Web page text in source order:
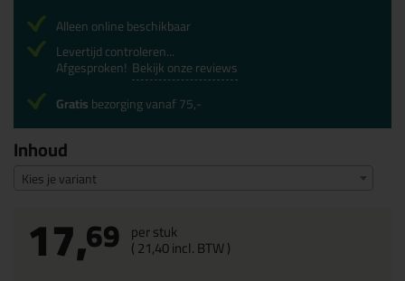
Inhoud
Kies je variant
17,69 per stuk
(21,40incl. BTW )
Alleen online beschikbaar
Levertijd controleren...
Afgesproken! Bekijk onze reviews
Gratisbezorging vanaf 75,-